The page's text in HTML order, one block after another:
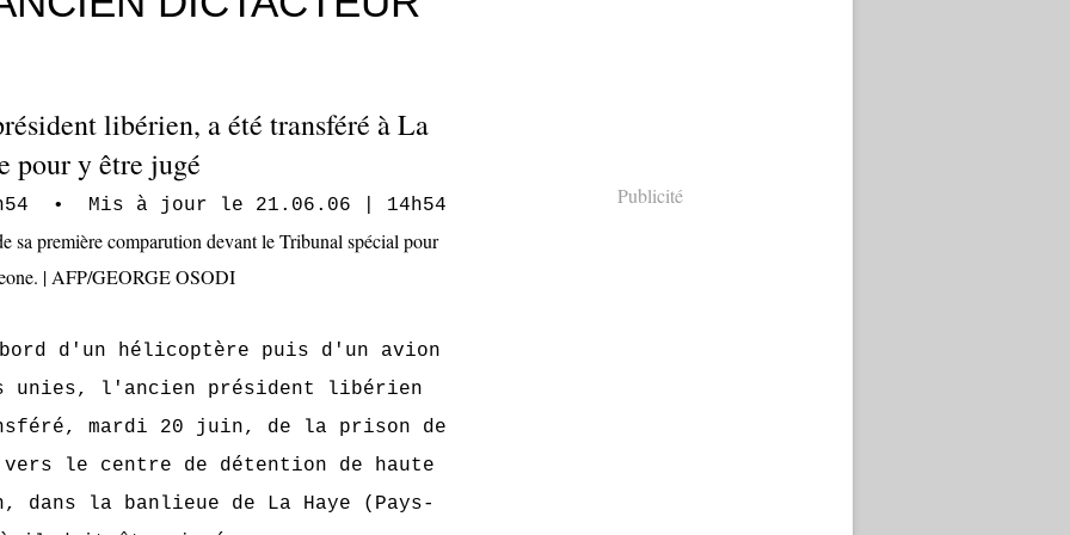
libérien, a été transféré à La
pour y être jugé
• Mis à jour le 21.06.06 | 14h54
d'un hélicoptère puis d'un avion
unies, l'ancien président libérien
mardi 20 juin, de la prison de
vers le centre de détention de haute
dans la banlieue de La Haye (Pays-
Publicité